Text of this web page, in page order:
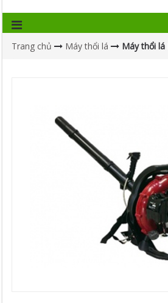
Trang chủ Máy thổi lá Máy thổi lá